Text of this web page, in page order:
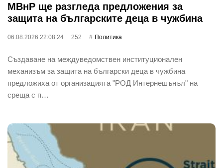
МВнР ще разгледа предложения за
защита на българските деца в чужбина
06.08.2026 22:08:24 252 Политика
Създаване на междуведомствен институционален
механизъм за защита на български деца в чужбина
предложиха от организацията "РОД Интернешънъл" на
среща с п…